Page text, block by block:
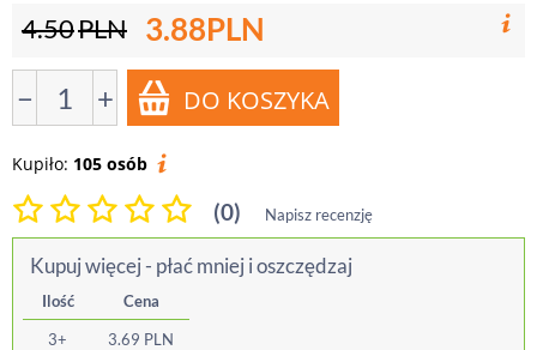
4.50PLN 3.88PLN
− +
Kupiło: 105 osób
(0) Napisz recenzję
Kupuj więcej - płać mniej i oszczędzaj
Ilość
Cena
3+
3.69 PLN